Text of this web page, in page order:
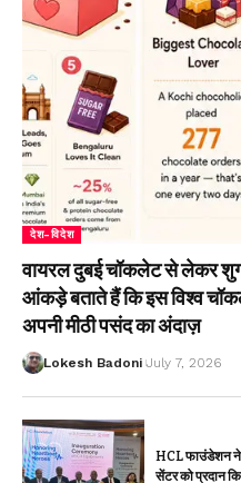
देश-विदेश
वायरल दुबई चॉकलेट से लेकर
आंकड़े बताते हैं कि इस विश्व
अपनी मीठी पसंद का अंदाज़
Lokesh Badoni July 7, 2026
HCL फाउंडेशन ने
सेंटर को प्रदान